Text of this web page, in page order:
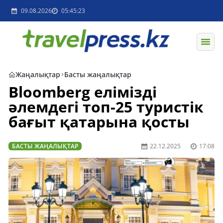
09.08.2026 05:45:23
Жаңалықтар Басты жаңалықтар
Bloomberg елімізді
әлемдегі топ-25 туристік
бағыт қатарына қосты
БАСТЫ ЖАҢАЛЫҚТАР 22.12.2025 17:08